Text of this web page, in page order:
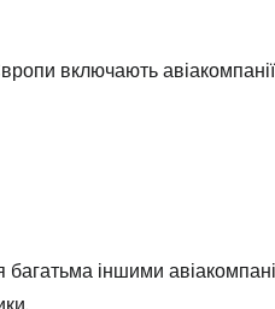
включають
іншими
до Cestee